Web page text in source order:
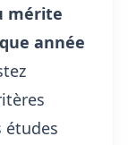
mérite
année
études